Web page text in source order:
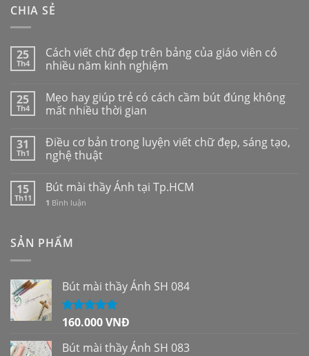
CHIA SẺ
25
Th4
Cách viết chữ đẹp trên bảng của giáo viên có
nhiều năm kinh nghiệm
25
Th4
Mẹo hay giúp trẻ có cách cầm bút đúng không
mất nhiều thời gian
31
Th1
Điều cơ bản trong luyện viết chữ đẹp, sáng tạo,
nghệ thuật
15
Th11
Bút mài thầy Ánh tại Tp.HCM
1 Bình luận
SẢN PHẨM
Bút mài thầy Ánh SH 084
Được xếp
sao
160.000VNĐ
Bút mài thầy Ánh SH 083